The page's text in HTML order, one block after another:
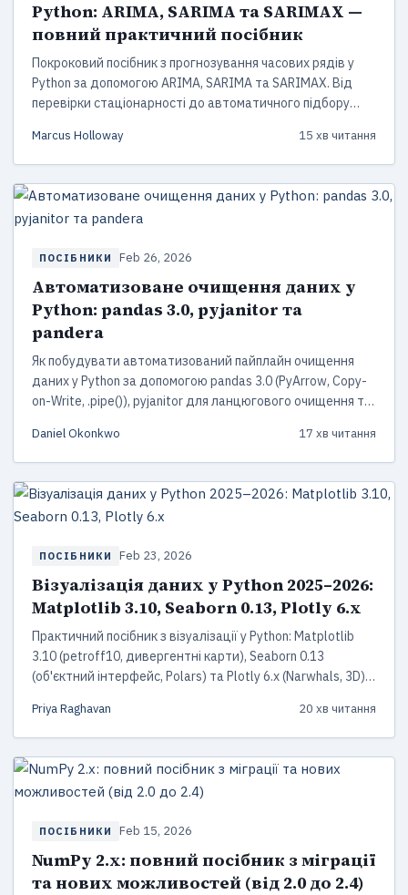
Python: ARIMA, SARIMA та SARIMAX —
повний практичний посібник
Покроковий посібник з прогнозування часових рядів у
Python за допомогою ARIMA, SARIMA та SARIMAX. Від
перевірки стаціонарності до автоматичного підбору
Marcus Holloway 15 хв читання
ПОСІБНИКИ Feb 26, 2026
Автоматизоване очищення даних у
Python: pandas 3.0, pyjanitor та
pandera
Як побудувати автоматизований пайплайн очищення
даних у Python за допомогою pandas 3.0 (PyArrow, Copy-
on-Write, .pipe()), pyjanitor для ланцюгового очищення та
кодом.
Daniel Okonkwo 17 хв читання
ПОСІБНИКИ Feb 23, 2026
Візуалізація даних у Python 2025–2026:
Matplotlib 3.10, Seaborn 0.13, Plotly 6.x
Практичний посібник з візуалізації у Python: Matplotlib
3.10 (petroff10, дивергентні карти), Seaborn 0.13
(об'єктний інтерфейс, Polars) та Plotly 6.x (Narwhals, 3D).
Priya Raghavan 20 хв читання
ПОСІБНИКИ Feb 15, 2026
NumPy 2.x: повний посібник з міграції
та нових можливостей (від 2.0 до 2.4)